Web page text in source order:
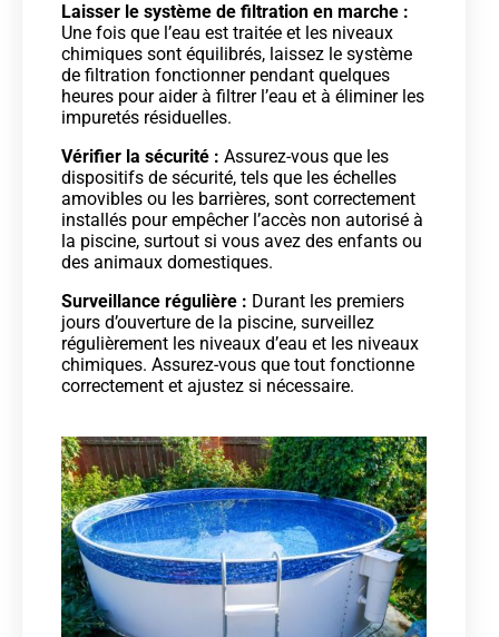
Laisser le système de filtration en marche :
Une fois que l’eau est traitée et les niveaux
chimiques sont équilibrés, laissez le système
de filtration fonctionner pendant quelques
heures pour aider à filtrer l’eau et à éliminer les
impuretés résiduelles.
Vérifier la sécurité : Assurez-vous que les
dispositifs de sécurité, tels que les échelles
amovibles ou les barrières, sont correctement
installés pour empêcher l’accès non autorisé à
la piscine, surtout si vous avez des enfants ou
des animaux domestiques.
Surveillance régulière : Durant les premiers
jours d’ouverture de la piscine, surveillez
régulièrement les niveaux d’eau et les niveaux
chimiques. Assurez-vous que tout fonctionne
correctement et ajustez si nécessaire.